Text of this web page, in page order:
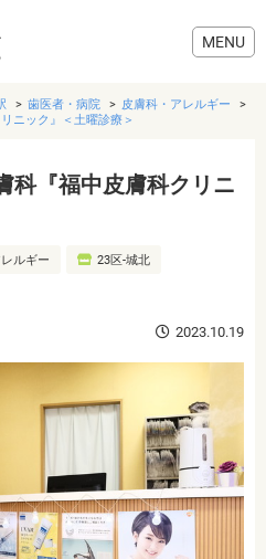
歯医者・病院
皮膚科・アレルギー
ニック』＜土曜診療＞
科『福中皮膚科クリニ
ルギー 23区-城北
2023.10.19